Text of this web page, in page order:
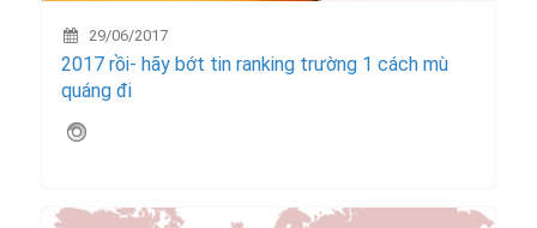
29/06/2017
2017 rồi- hãy bớt tin ranking trường 1 cách mù
quáng đi